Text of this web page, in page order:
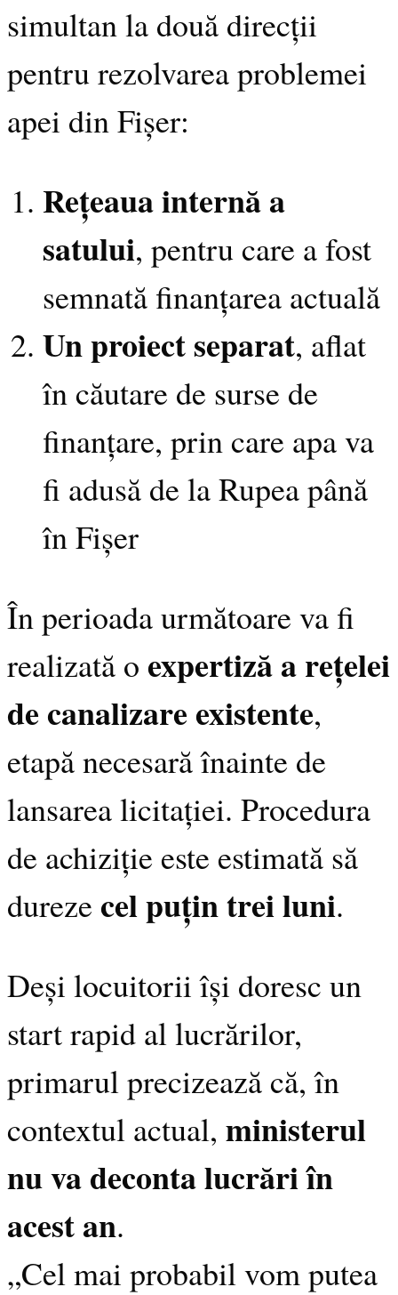
simultan la două direcții
pentru rezolvarea problemei
apei din Fișer:
Rețeaua internă a
satului, pentru care a fost
semnată finanțarea actuală
Un proiect separat, aflat
în căutare de surse de
finanțare, prin care apa va
fi adusă de la Rupea până
în Fișer
În perioada următoare va fi
realizată o expertiză a rețelei
de canalizare existente,
etapă necesară înainte de
lansarea licitației. Procedura
de achiziție este estimată să
dureze cel puțin trei luni.
Deși locuitorii își doresc un
start rapid al lucrărilor,
primarul precizează că, în
contextul actual, ministerul
nu va deconta lucrări în
acest an.
„Cel mai probabil vom putea